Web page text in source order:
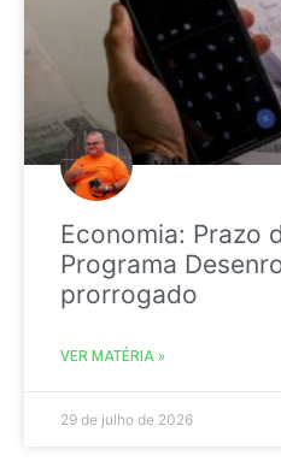
Economia: Prazo
Programa
prorrogado
VER MATÉRIA »
29 de julho de 2026